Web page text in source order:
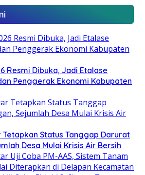
Resmi Dibuka, Jadi Etalase
Penggerak Ekonomi Kabupaten
Status Tanggap Darurat
Desa Mulai Krisis Air Bersih